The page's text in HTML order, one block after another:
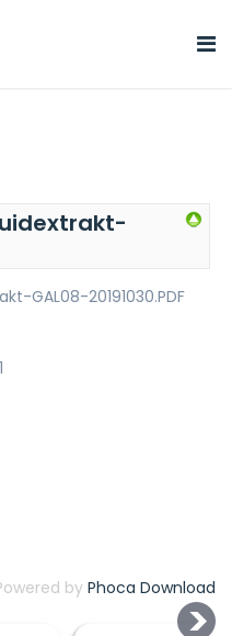
GAL08-20191030.PDF
by Phoca Download